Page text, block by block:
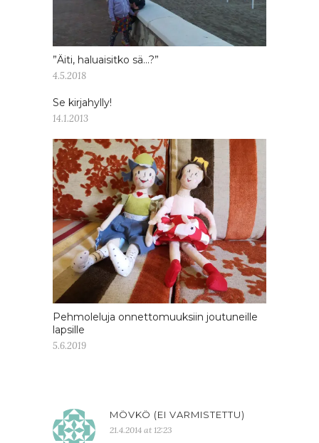
”Äiti, haluaisitko sä…?”
4.5.2018
Se kirjahylly!
14.1.2013
Pehmoleluja onnettomuuksiin joutuneille
lapsille
5.6.2019
MÖVKÖ (EI VARMISTETTU)
21.4.2014 at 12:23